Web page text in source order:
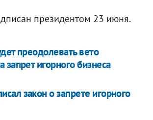
президентом 23 июня.
преодолевать вето
запрет игорного бизнеса
закон о запрете игорного